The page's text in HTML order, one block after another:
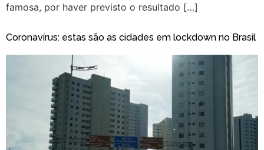
famosa, por haver previsto o resultado […]
Coronavírus: estas são as cidades em lockdown no Brasil